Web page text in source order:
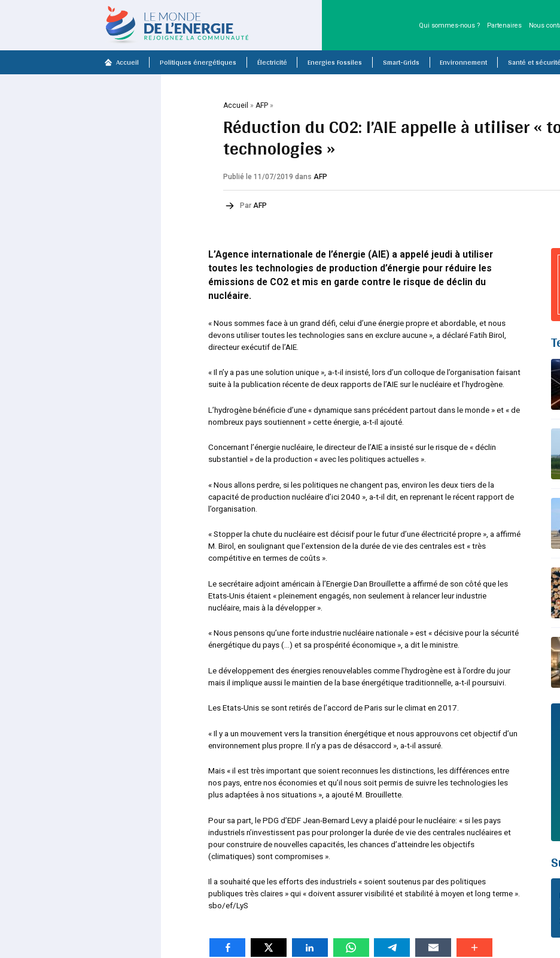
Qui sommes-nous ? Partenaires Nous
Accueil Politiques énergétiques Électricité Energies Fossiles Smart-Grids Environnement Santé et sécurité
Accueil »AFP »
Réduction du CO2: l’AIE appelle à utiliser «
technologies »
Publié le 11/07/2019dans AFP
Par AFP
L’Agence internationale de l’énergie (AIE) a appelé jeudi à utiliser
toutes les technologies de production d’énergie pour réduire les
émissions de CO2 et mis en garde contre le risque de déclin du
nucléaire.
« Nous sommes face à un grand défi, celui d’une énergie propre et abordable, et nous
devons utiliser toutes les technologies sans en exclure aucune », a déclaré Fatih Birol,
directeur exécutif de l’AIE.
« Il n’y a pas une solution unique », a-t-il insisté, lors d’un colloque de l’organisation faisant
suite à la publication récente de deux rapports de l’AIE sur le nucléaire et l’hydrogène.
L’hydrogène bénéficie d’une « dynamique sans précédent partout dans le monde » et « de
nombreux pays soutiennent » cette énergie, a-t-il ajouté.
Concernant l’énergie nucléaire, le directeur de l’AIE a insisté sur le risque de « déclin
substantiel » de la production « avec les politiques actuelles ».
« Nous allons perdre, si les politiques ne changent pas, environ les deux tiers de la
capacité de production nucléaire d’ici 2040 », a-t-il dit, en reprenant le récent rapport de
l’organisation.
« Stopper la chute du nucléaire est décisif pour le futur d’une électricité propre », a affirmé
M. Birol, en soulignant que l’extension de la durée de vie des centrales est « très
compétitive en termes de coûts ».
Le secrétaire adjoint américain à l’Energie Dan Brouillette a affirmé de son côté que les
Etats-Unis étaient « pleinement engagés, non seulement à relancer leur industrie
nucléaire, mais à la développer ».
« Nous pensons qu’une forte industrie nucléaire nationale » est « décisive pour la sécurité
énergétique du pays (…) et sa prospérité économique », a dit le ministre.
Le développement des énergies renouvelables comme l’hydrogène est à l’ordre du jour
mais il implique aussi le maintien de la base énergétique traditionnelle, a-t-il poursuivi.
Les Etats-Unis se sont retirés de l’accord de Paris sur le climat en 2017.
« Il y a un mouvement vers la transition énergétique et nous approuvons cet objectif d’un
environnement plus propre. Il n’y a pas de désaccord », a-t-il assuré.
Mais « il est très important que soient reconnues les distinctions, les différences entre
nos pays, entre nos économies et qu’il nous soit permis de suivre les technologies les
plus adaptées à nos situations », a ajouté M. Brouillette.
Pour sa part, le PDG d’EDF Jean-Bernard Levy a plaidé pour le nucléaire: « si les pays
industriels n’investissent pas pour prolonger la durée de vie des centrales nucléaires et
pour construire de nouvelles capacités, les chances d’atteindre les objectifs
(climatiques) sont compromises ».
Il a souhaité que les efforts des industriels « soient soutenus par des politiques
publiques très claires » qui « doivent assurer visibilité et stabilité à moyen et long terme ».
sbo/ef/LyS